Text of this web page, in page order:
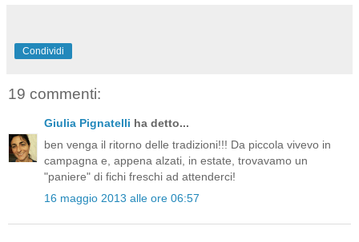
Condividi
19 commenti:
Giulia Pignatelli ha detto...
ben venga il ritorno delle tradizioni!!! Da piccola vivevo in
campagna e, appena alzati, in estate, trovavamo un
"paniere" di fichi freschi ad attenderci!
16 maggio 2013 alle ore 06:57